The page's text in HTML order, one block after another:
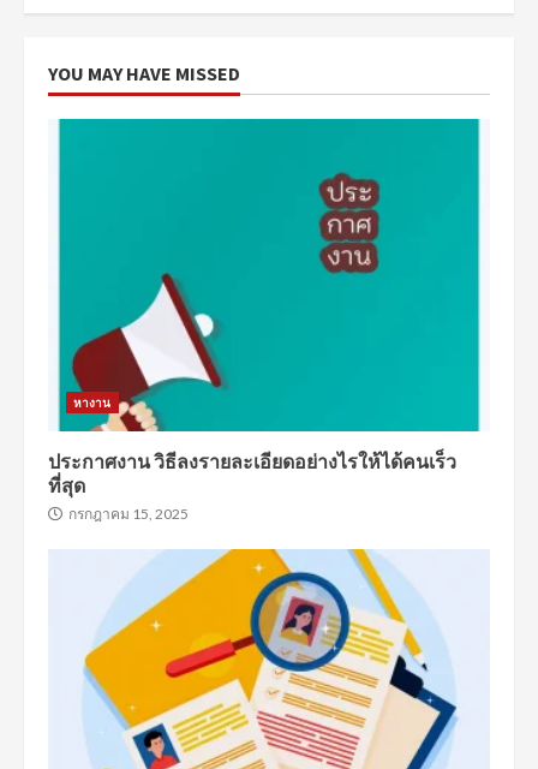
YOU MAY HAVE MISSED
หางาน
ประกาศงาน วิธีลงรายละเอียดอย่างไรให้ได้คนเร็ว
ที่สุด
กรกฎาคม 15, 2025